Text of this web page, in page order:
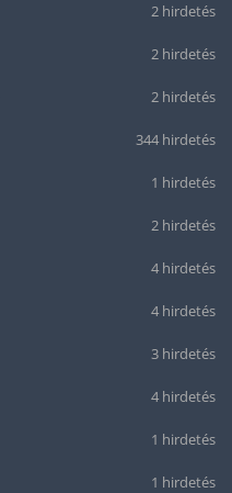
2 hirdetés
2 hirdetés
2 hirdetés
344 hirdetés
1 hirdetés
2 hirdetés
4 hirdetés
4 hirdetés
3 hirdetés
4 hirdetés
1 hirdetés
1 hirdetés